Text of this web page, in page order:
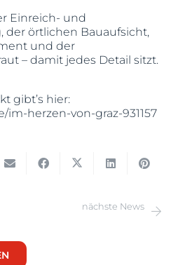
Einreich- und
der örtlichen Bauaufsicht,
und der
– damit jedes Detail sitzt.
gibt’s hier:
herzen-von-graz-931157
nächste News